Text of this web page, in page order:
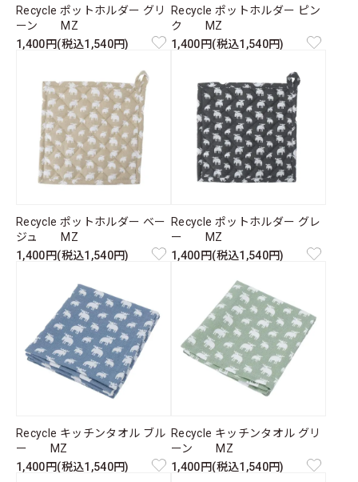
Recycle ポットホルダー グリ
ーン MZ
1,400円(税込1,540円)
Recycle ポットホルダー ピン
ク MZ
1,400円(税込1,540円)
Recycle ポットホルダー ベー
ジュ MZ
1,400円(税込1,540円)
Recycle ポットホルダー グレ
ー MZ
1,400円(税込1,540円)
Recycle キッチンタオル ブル
ー MZ
1,400円(税込1,540円)
Recycle キッチンタオル グリ
ーン MZ
1,400円(税込1,540円)